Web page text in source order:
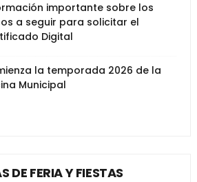
importante sobre los
a seguir para solicitar el
Digital
la temporada 2026 de la
Municipal
DE FERIA Y FIESTAS